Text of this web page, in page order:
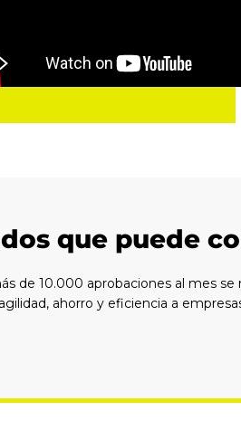
que puede
de 10.000 aprobaciones al mes se
ahorro y eficiencia a